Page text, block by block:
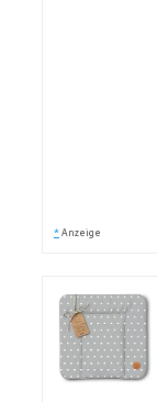
* Anzeige